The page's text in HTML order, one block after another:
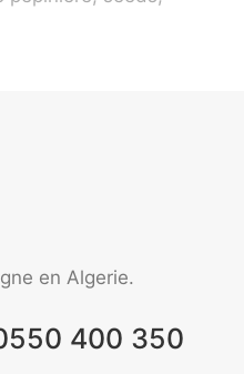
en Algerie.
400 350